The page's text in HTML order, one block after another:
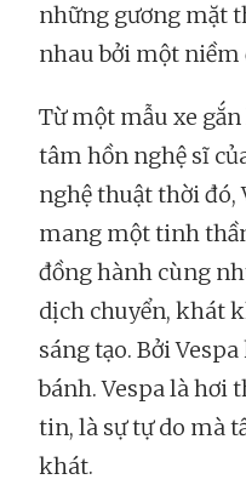
những gương mặt
nhau bởi một
Từ một mẫu xe
tâm hồn nghệ sĩ
nghệ thuật thời đó,
mang một tinh
đồng hành cùng
dịch chuyển, khát
sáng tạo. Bởi
bánh. Vespa là hơi
tin, là sự tự do mà
khát.